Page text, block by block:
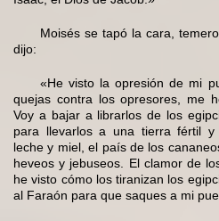
Moisés se tapó la cara,
dijo:
«He visto la opresión de mi
quejas contra los opresores, me
Voy a bajar a librarlos de los
para llevarlos a una tierra fértil y
leche y miel, el país de los
heveos y jebuseos. El clamor de
he visto cómo los tiranizan los
al Faraón para que saques a mi